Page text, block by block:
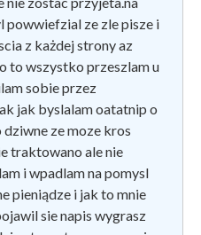
powwiefzial ze zle pisze i
z każdej strony az
to wszystko przeszlam u
sobie przez
jak byslalam oatatnip o
ze moze kros
traktowano ale nie
i wpadlam na pomysl
pieniądze i jak to mnie
sie napis wygrasz